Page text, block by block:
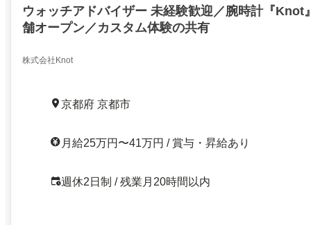
ウォッチアドバイザー 未経験歓迎／腕時計『Knot
舗オープン／カスタム体験の共有
株式会社Knot
京都府 京都市
月給25万円〜41万円 / 賞与・昇給あり
週休2日制 / 残業月20時間以内